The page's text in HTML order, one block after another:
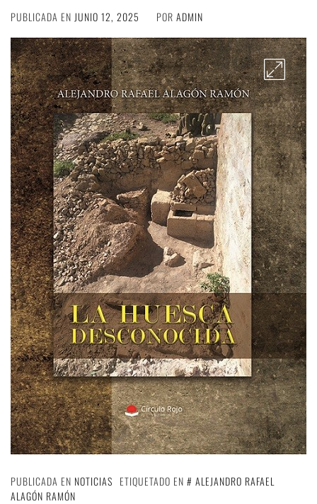
PUBLICADA EN JUNIO 12, 2025 POR ADMIN
PUBLICADA EN NOTICIAS ETIQUETADO EN
ALEJANDRO RAFAEL
ALAGÓN RAMÓN